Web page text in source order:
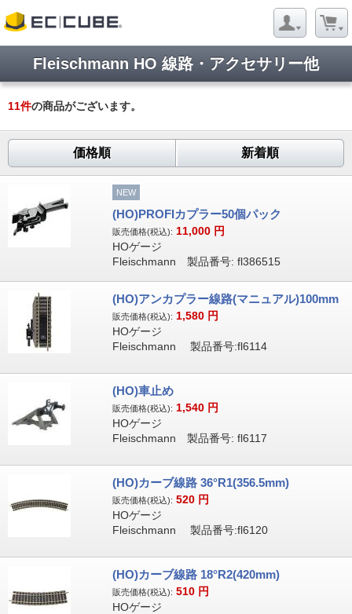
Fleischmann HO 線路・アクセサリー他
11件の商品がございます。
価格順 新着順
NEW
(HO)PROFIカプラー50個パック
販売価格(税込): 11,000 円
HOゲージ
Fleischmann 製品番号: fl386515
(HO)アンカプラー線路(マニュアル)100mm
販売価格(税込): 1,580 円
HOゲージ
Fleischmann 製品番号:fl6114
(HO)車止め
販売価格(税込): 1,540 円
HOゲージ
Fleischmann 製品番号: fl6117
(HO)カーブ線路 36°R1(356.5mm)
販売価格(税込): 520 円
HOゲージ
Fleischmann 製品番号:fl6120
(HO)カーブ線路 18°R2(420mm)
販売価格(税込): 510 円
HOゲージ